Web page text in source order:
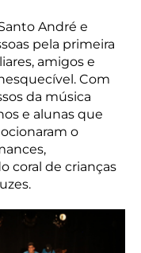
André e
pela primeira
amigos e
Com
da música
e alunas que
o
coral de crianças